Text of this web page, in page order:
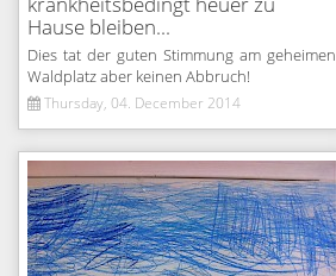
krankheitsbedingt heuer zu
Hause bleiben...
Dies tat der guten Stimmung am geheimen
Waldplatz aber keinen Abbruch!
Thursday, 04. December 2014